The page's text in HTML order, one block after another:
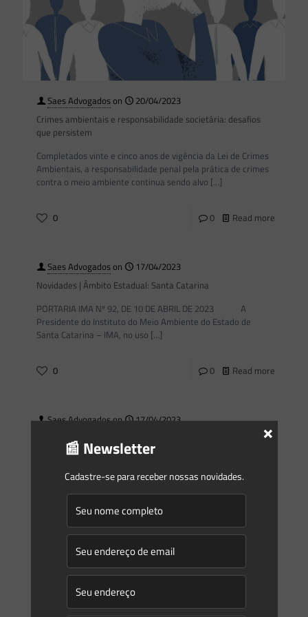
Saes Advogadoson
20/04/2023
Crimes ambientais e responsabilidade societária: desafios
que persistem
Completados vinte e cinco anos de vigência da Lei de Crimes
Ambientais, a responsabilidade penal pela prática de crimes
contra o meio ambiente continua sendo alvo […]
0 0 Read more
Saes Advogadoson
17/04/2023
Novidades | Âmbito Estadual: Santa Catarina
PORTARIA IMA Nº 92, DE 10 DE ABRIL DE 2023 A
Presidente do Instituto do Meio Ambiente do Estado de
Santa Catarina – IMA, no uso […]
0 0 Read more
Saes Advogadoson
17/04/2023
Novidades | Âmbito Federal
RECURSOS NATURAIS RENOVÁVEIS DIRETORIA DE
0 Read more
Saes Advogados
📰 Newsletter
Cadastre-se para receber nossas novidades.
×